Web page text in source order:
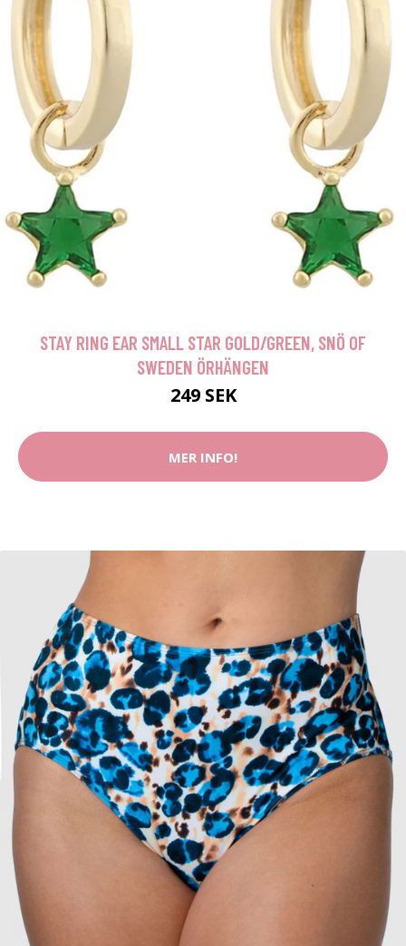
STAY RING EAR SMALL STAR GOLD/GREEN, SNÖ OF
SWEDEN ÖRHÄNGEN
249 SEK
MER INFO!